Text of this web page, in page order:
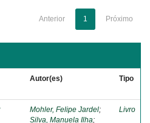
Anterior 1 Próximo
Autor(es) Tipo
Mohler, Felipe Jardel;
Silva, Manuela Ilha;
Livro